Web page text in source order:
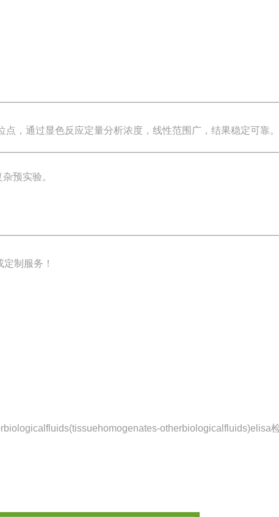
点，通过显色反应定量分析浓度，线性范围广，结果稳定可靠。
预实验。
制服务！
otherbiologicalfluids)elisa